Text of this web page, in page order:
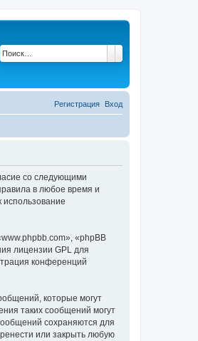
Вход
Регистрация
со следующими
в любое время и
«phpBB
лицензии GPL для
конференций
которые могут
таких сообщений могут
сохраняются для
или закрыть любую